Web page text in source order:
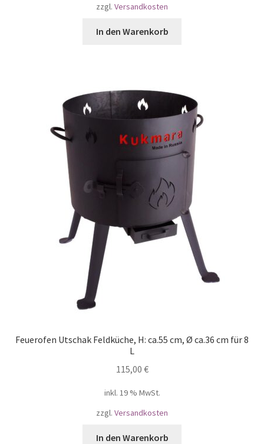
zzgl. Versandkosten
In den Warenkorb
Feuerofen Utschak Feldküche, H: ca.55 cm, Ø ca.36 cm für 8
L
115,00 €
inkl. 19 % MwSt.
zzgl. Versandkosten
In den Warenkorb